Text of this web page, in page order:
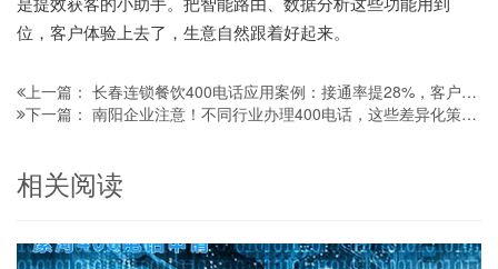
位，客户体验上去了，生意自然跟着好起来。
上一篇： 长春连锁餐饮400电话应用案例：接通率提28%，客户复购涨18%
下一篇： 南阳企业注意！不同行业办理400电话，这些差异化策略能帮你少走弯路
相关阅读